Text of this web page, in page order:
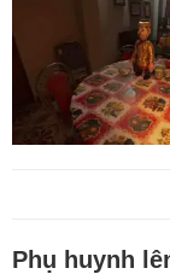
Phụ huynh